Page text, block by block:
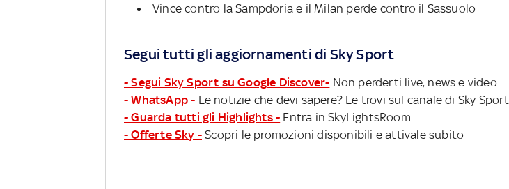
Vince contro la Sampdoria e il Milan perde contro il Sassuolo
Segui tutti gli aggiornamenti di Sky Sport
- Segui Sky Sport su Google Discover- Non perderti live, news e video
- WhatsApp - Le notizie che devi sapere? Le trovi sul canale di Sky Sport
- Guarda tutti gli Highlights - Entra in SkyLightsRoom
- Offerte Sky - Scopri le promozioni disponibili e attivale subito